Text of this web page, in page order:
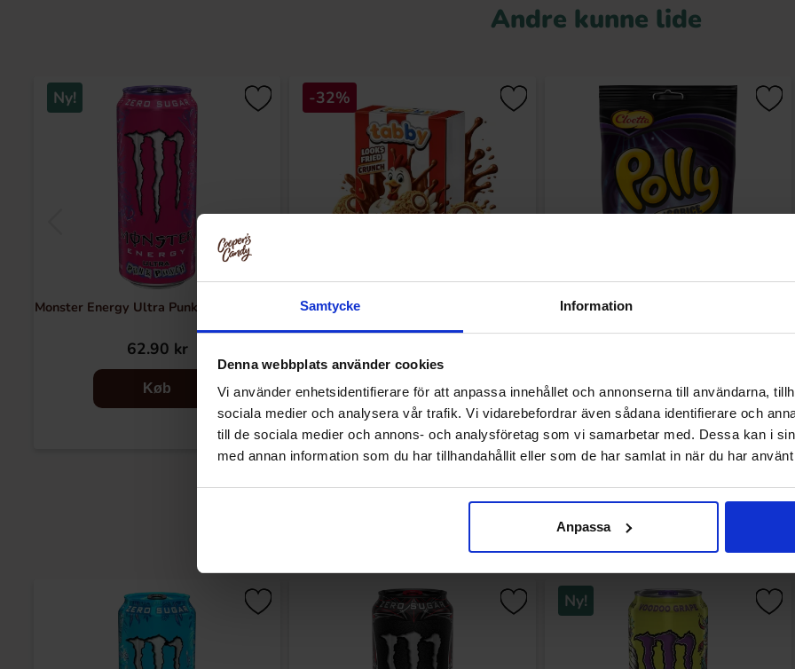
Samtycke Information
Denna webbplats använder cookies
Vi använder enhetsidentifierare för att anpassa innehållet och annonserna till användarna,
sociala medier och analysera vår trafik. Vi vidarebefordrar även sådana identifierare och
till de sociala medier och annons- och analysföretag som vi samarbetar med. Dessa kan i
med annan information som du har tillhandahållit eller som de har samlat in när du har
Anpassa
Andre kunne lide
Ny!
Monster Energy Ultra Punk Punch 473ml
62.90 kr
Køb
-32%
Tabby Chicken Wings Chocolate 50g
Køb
Polly Lakrits 100g
Køb
Sidst sete
Ny!